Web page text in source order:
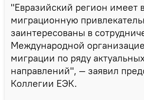
"Евразийский регион имеет
миграционную
заинтересованы в
Международной
миграции по ряду актуальных
направлений", — заявил
Коллегии ЕЭК.